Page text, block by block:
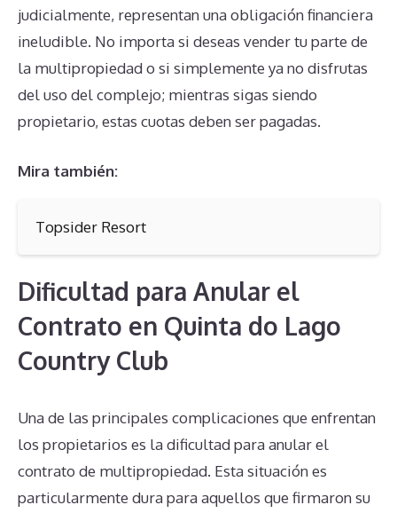
judicialmente, representan una obligación financiera
ineludible. No importa si deseas vender tu parte de
la multipropiedad o si simplemente ya no disfrutas
del uso del complejo; mientras sigas siendo
propietario, estas cuotas deben ser pagadas.
Mira también:
Topsider Resort
Dificultad para Anular el
Contrato en Quinta do Lago
Country Club
Una de las principales complicaciones que enfrentan
los propietarios es la dificultad para anular el
contrato de multipropiedad. Esta situación es
particularmente dura para aquellos que firmaron su